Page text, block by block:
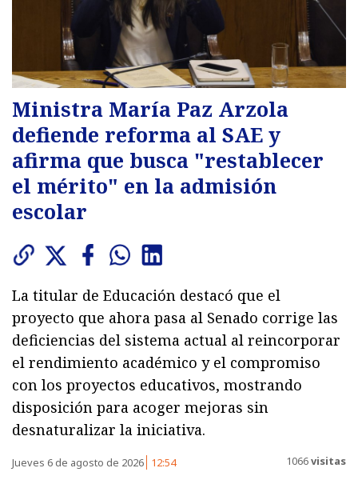
Ministra María Paz Arzola
defiende reforma al SAE y
afirma que busca "restablecer
el mérito" en la admisión
escolar
La titular de Educación destacó que el
proyecto que ahora pasa al Senado corrige las
deficiencias del sistema actual al reincorporar
el rendimiento académico y el compromiso
con los proyectos educativos, mostrando
disposición para acoger mejoras sin
desnaturalizar la iniciativa.
Jueves 6 de agosto de 2026 12:54 1066visitas